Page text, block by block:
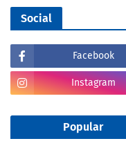
Social
Facebook
Instagram
Popular